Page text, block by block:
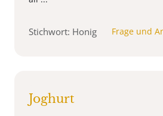
Stichwort: Honig Frage und
Joghurt